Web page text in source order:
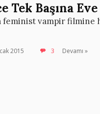
Tek Başına
vampir filmine
2015 3 Devamı »